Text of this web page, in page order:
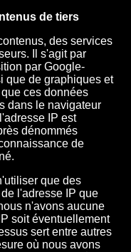
de tiers
des services
Il s'agit par
par Google-
que de graphiques et
ces données
dans le navigateur
IP est
dénommés
de
que des
l'adresse IP que
n'avons aucune
soit éventuellement
sert entre autres
où nous avons